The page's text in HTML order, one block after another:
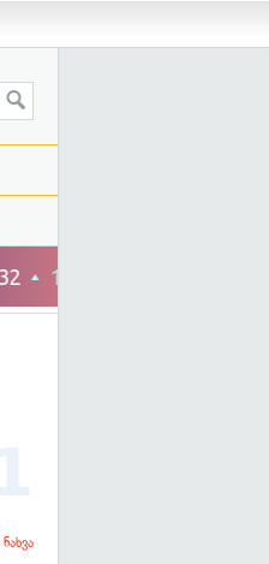
ნახვა